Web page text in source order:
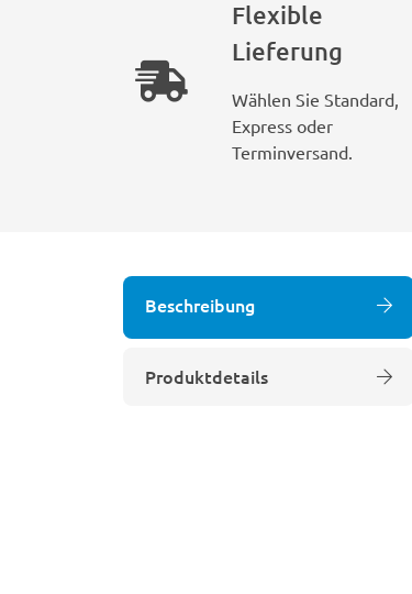
Flexible
Lieferung
Wählen Sie Standard,
Express oder
Terminversand.
Beschreibung
Produktdetails